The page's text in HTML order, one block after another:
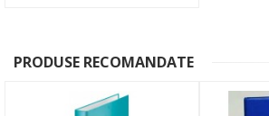
PRODUSE RECOMANDATE